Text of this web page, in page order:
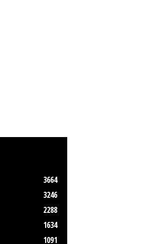
3664
3246
2288
1634
1091